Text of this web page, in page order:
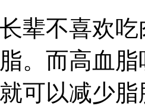
辈不喜欢
。而高血
可以减少